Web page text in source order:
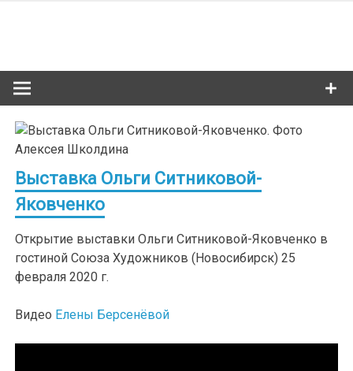
Выставка Ольги Ситниковой-
Яковченко
Открытие выставки Ольги Ситниковой-Яковченко в
гостиной Союза Художников (Новосибирск) 25
февраля 2020 г.
Видео Елены Берсенёвой